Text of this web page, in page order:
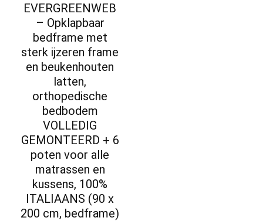
EVERGREENWEB
– Opklapbaar
bedframe met
sterk ijzeren frame
en beukenhouten
latten,
orthopedische
bedbodem
VOLLEDIG
GEMONTEERD + 6
poten voor alle
matrassen en
kussens, 100%
ITALIAANS (90 x
200 cm, bedframe)